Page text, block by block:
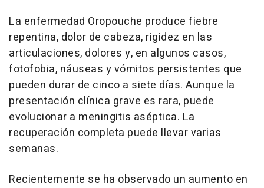
La enfermedad Oropouche produce fiebre
repentina, dolor de cabeza, rigidez en las
articulaciones, dolores y, en algunos casos,
fotofobia, náuseas y vómitos persistentes que
pueden durar de cinco a siete días. Aunque la
presentación clínica grave es rara, puede
evolucionar a meningitis aséptica. La
recuperación completa puede llevar varias
semanas.
Recientemente se ha observado un aumento en